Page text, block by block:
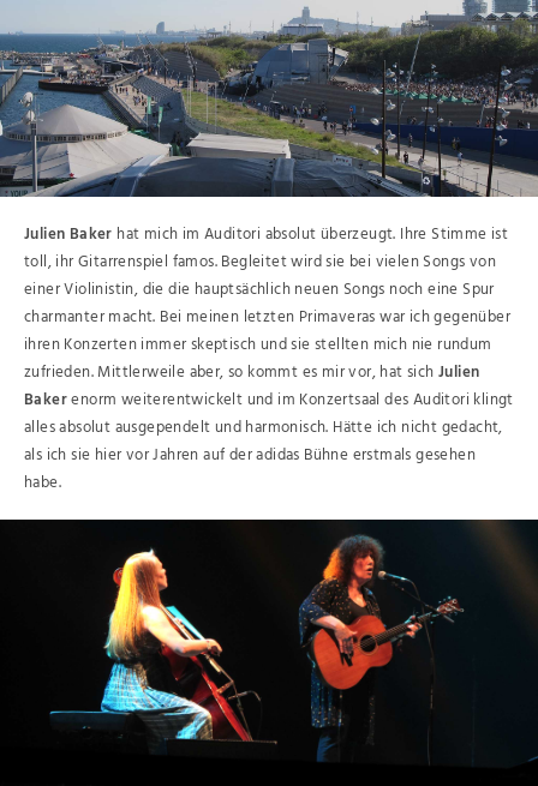
Julien Baker hat mich im Auditori absolut überzeugt. Ihre Stimme ist
toll, ihr Gitarrenspiel famos. Begleitet wird sie bei vielen Songs von
einer Violinistin, die die hauptsächlich neuen Songs noch eine Spur
charmanter macht. Bei meinen letzten Primaveras war ich gegenüber
ihren Konzerten immer skeptisch und sie stellten mich nie rundum
zufrieden. Mittlerweile aber, so kommt es mir vor, hat sichJulien
Bakerenorm weiterentwickelt und im Konzertsaal des Auditori klingt
alles absolut ausgependelt und harmonisch. Hätte ich nicht gedacht,
als ich sie hier vor Jahren auf der adidas Bühne erstmals gesehen
habe.